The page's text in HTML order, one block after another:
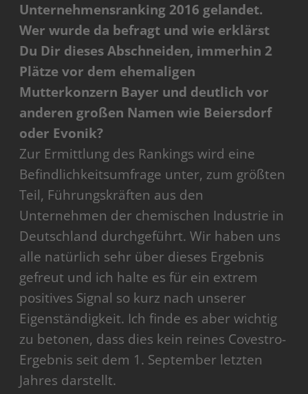
Unternehmensranking 2016 gelandet.
Wer wurde da befragt und wie erklärst
Du Dir dieses Abschneiden, immerhin 2
Plätze vor dem ehemaligen
Mutterkonzern Bayer und deutlich vor
anderen großen Namen wie Beiersdorf
oder Evonik?
Zur Ermittlung des Rankings wird eine
Befindlichkeitsumfrage unter, zum größten
Teil, Führungskräften aus den
Unternehmen der chemischen Industrie in
Deutschland durchgeführt. Wir haben uns
alle natürlich sehr über dieses Ergebnis
gefreut und ich halte es für ein extrem
positives Signal so kurz nach unserer
Eigenständigkeit. Ich finde es aber wichtig
zu betonen, dass dies kein reines Covestro-
Ergebnis seit dem 1. September letzten
Jahres darstellt.